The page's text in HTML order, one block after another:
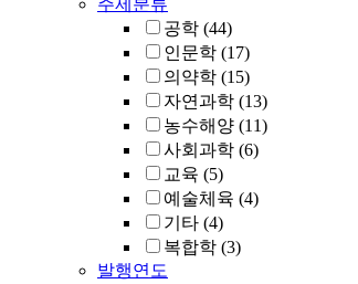
주제분류
공학 (44)
인문학 (17)
의약학 (15)
자연과학 (13)
농수해양 (11)
사회과학 (6)
교육 (5)
예술체육 (4)
기타 (4)
복합학 (3)
발행연도